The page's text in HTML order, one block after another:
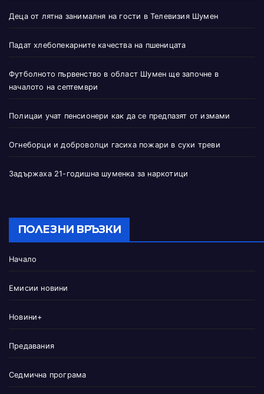
Деца от лятна занималня на гости в Телевизия Шумен
Падат хлебопекарните качества на пшеницата
Футболното първенство в област Шумен ще започне в
началото на септември
Полицаи учат пенсионери как да се предпазят от измами
Огнеборци и доброволци гасиха пожари в сухи треви
Задържаха 21-годишна шуменка за наркотици
ПОЛЕЗНИ ВРЪЗКИ
Начало
Емисии новини
Новини+
Предавания
Седмична програма